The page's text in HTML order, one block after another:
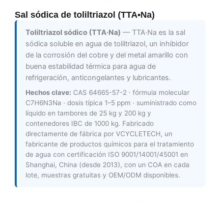
Sal sódica de toliltriazol (TTA•Na)
Toliltriazol sódico (TTA·Na) — TTA·Na es la sal
sódica soluble en agua de toliltriazol, un inhibidor
de la corrosión del cobre y del metal amarillo con
buena estabilidad térmica para agua de
refrigeración, anticongelantes y lubricantes.
Hechos clave: CAS 64665-57-2 · fórmula molecular
C7H6N3Na · dosis típica 1–5 ppm · suministrado como
líquido en tambores de 25 kg y 200 kg y
contenedores IBC de 1000 kg. Fabricado
directamente de fábrica por VCYCLETECH, un
fabricante de productos químicos para el tratamiento
de agua con certificación ISO 9001/14001/45001 en
Shanghai, China (desde 2013), con un COA en cada
lote, muestras gratuitas y OEM/ODM disponibles.